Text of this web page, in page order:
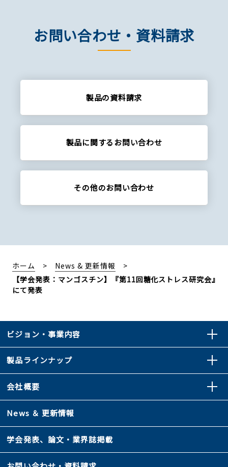
お問い合わせ・資料請求
製品の資料請求
製品に関するお問い合わせ
その他のお問い合わせ
ホーム
News & 更新情報
【学会発表：マンゴスチン】『第11回糖化ストレス研究会』
にて発表
ビジョン・事業内容
製品ラインナップ
会社概要
News ＆ 更新情報
学会発表、論文・業界誌掲載